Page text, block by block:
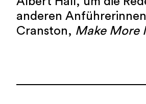
anderen
Cranston, Make More